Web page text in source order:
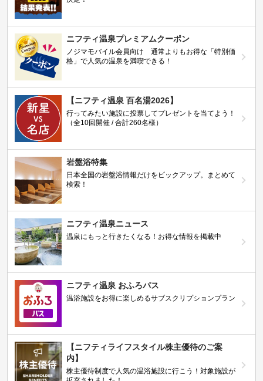
ニフティ温泉プレミアムクーポン
ノジマモバイル会員向け 通常よりもお得な「特別価
格」で人気の温泉を満喫できる！
【ニフティ温泉 百名湯2026】
行ってみたい施設に投票してプレゼントを当てよう！
（全10回開催 / 合計260名様）
岩盤浴特集
日本全国の岩盤浴情報だけをピックアップ。まとめて
検索！
ニフティ温泉ニュース
温泉にもっと行きたくなる！お得な情報を掲載中
ニフティ温泉 おふろパス
温浴施設をお得に楽しめるサブスクリプションプラン
【ニフティライフスタイル株主優待のご案
内】
株主優待制度で人気の温浴施設に行こう！対象施設が